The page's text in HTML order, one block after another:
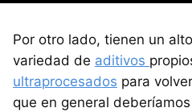
Por otro lado, tienen un
variedad de aditivos
ultraprocesados para
que en general